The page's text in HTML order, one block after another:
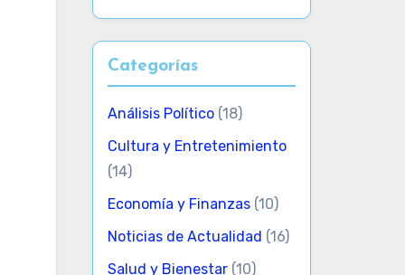
Categorías
Análisis Político (18)
Cultura y Entretenimiento
(14)
Economía y Finanzas (10)
Noticias de Actualidad (16)
Salud y Bienestar (10)